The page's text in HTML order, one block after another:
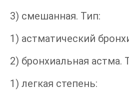
3) смешанная. Тип:
1) астматический
2) бронхиальная астма.
1) легкая степень: